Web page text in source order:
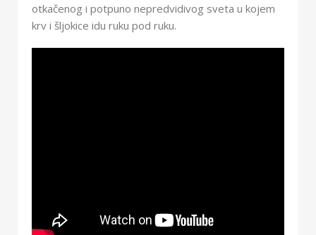
otkačenog i potpuno nepredvidivog sveta u kojem
krv i šljokice idu ruku pod ruku.